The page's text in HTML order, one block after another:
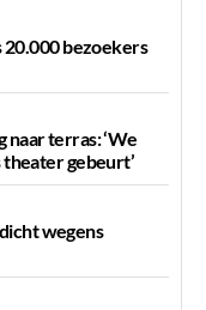
bezoekers
terras: ‘We
gebeurt’
wegens